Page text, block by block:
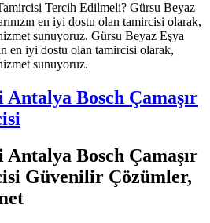
Tercih Edilmeli? Gürsu Beyaz
en iyi dostu olan tamircisi olarak,
sunuyoruz. Gürsu Beyaz Eşya
en iyi dostu olan tamircisi olarak,
sunuyoruz.
Bosch Çamaşır
Bosch Çamaşır
Güvenilir Çözümler,